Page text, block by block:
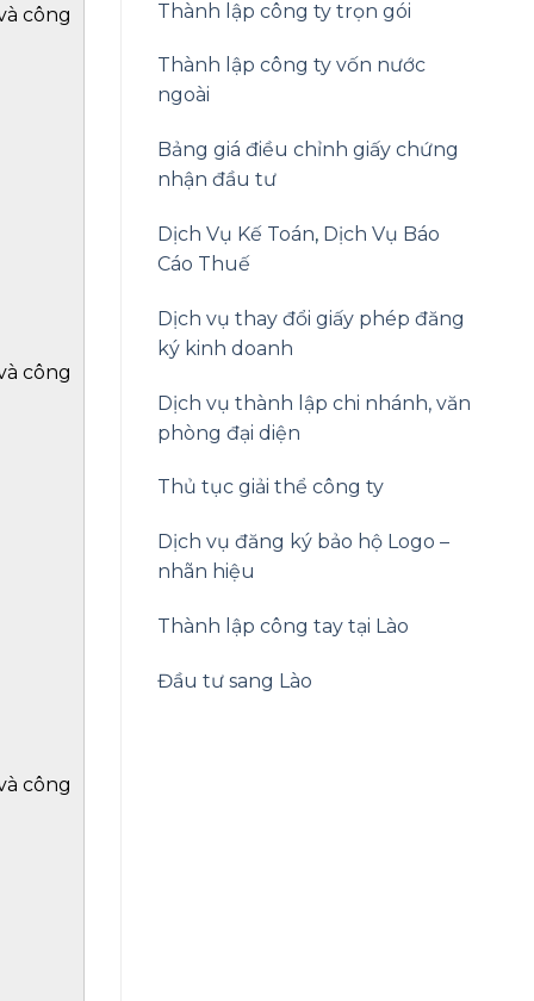
công
công
công
Thành lập công ty trọn gói
Thành lập công ty vốn nước
ngoài
Bảng giá điều chỉnh giấy chứng
nhận đầu tư
Dịch Vụ Kế Toán, Dịch Vụ Báo
Cáo Thuế
Dịch vụ thay đổi giấy phép đăng
ký kinh doanh
Dịch vụ thành lập chi nhánh, văn
phòng đại diện
Thủ tục giải thể công ty
Dịch vụ đăng ký bảo hộ Logo –
nhãn hiệu
Thành lập công tay tại Lào
Đầu tư sang Lào